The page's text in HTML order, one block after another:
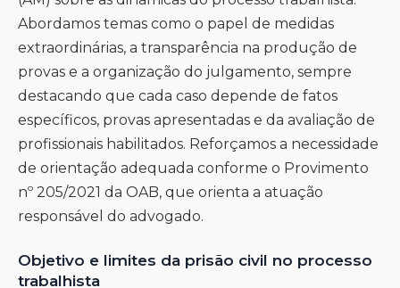
Abordamos temas como o papel de medidas
extraordinárias, a transparência na produção de
provas e a organização do julgamento, sempre
destacando que cada caso depende de fatos
específicos, provas apresentadas e da avaliação de
profissionais habilitados. Reforçamos a necessidade
de orientação adequada conforme o Provimento
nº 205/2021 da OAB, que orienta a atuação
responsável do advogado.
Objetivo e limites da prisão civil no processo
trabalhista